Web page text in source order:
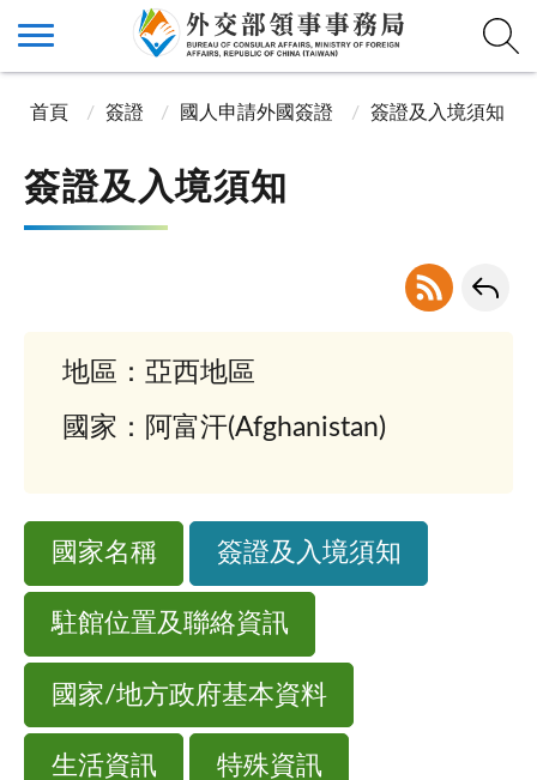
首頁 簽證 國人申請外國簽證 簽證及入境須知
簽證及入境須知
地區：亞西地區
國家：阿富汗(Afghanistan)
國家名稱 簽證及入境須知
駐館位置及聯絡資訊
國家/地方政府基本資料
生活資訊 特殊資訊